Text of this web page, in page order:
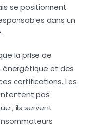
se positionnent
dans un
la prise de
énergétique et des
certifications. Les
pas
; ils servent